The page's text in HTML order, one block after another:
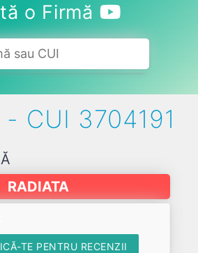
o Firmă
- CUI 3704191
RADIATA
TE PENTRU RECENZII